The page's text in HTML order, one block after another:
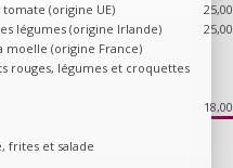
(origine UE)
légumes (origine Irlande)
moelle (origine France)
rouges, légumes et croquettes
frites et salade